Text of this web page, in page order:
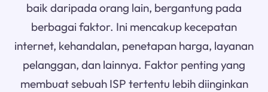
baik daripada orang lain, bergantung pada
berbagai faktor. Ini mencakup kecepatan
internet, kehandalan, penetapan harga, layanan
pelanggan, dan lainnya. Faktor penting yang
membuat sebuah ISP tertentu lebih diinginkan